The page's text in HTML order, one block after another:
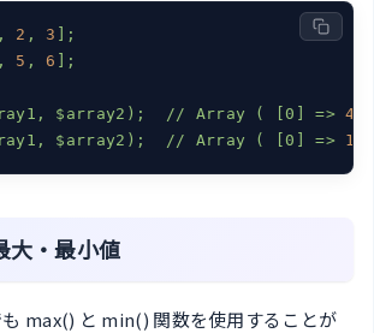
2 , 3
];
5 , 6 ];
$array2); // Array ( [0] => 4
$array2); // Array ( [0] => 1
大・最小値
max() と min() 関数を使用することが